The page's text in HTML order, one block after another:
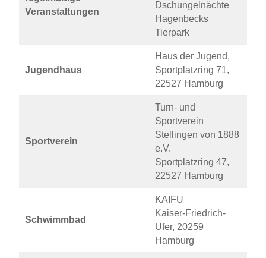
Veranstaltungen
Dschungelnächte
Hagenbecks
Tierpark
Jugendhaus
Haus der Jugend,
Sportplatzring 71,
22527 Hamburg
Sportverein
Turn- und
Sportverein
Stellingen von 1888
e.V.
Sportplatzring 47,
22527 Hamburg
Schwimmbad
KAIFU
Kaiser-Friedrich-
Ufer, 20259
Hamburg